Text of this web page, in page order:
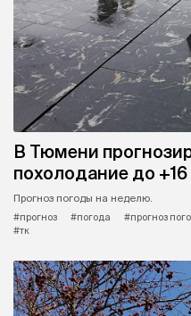
В Тюмени
похолодание до +16
Прогноз погоды на неделю.
#прогноз
#погода #прогноз
#тк